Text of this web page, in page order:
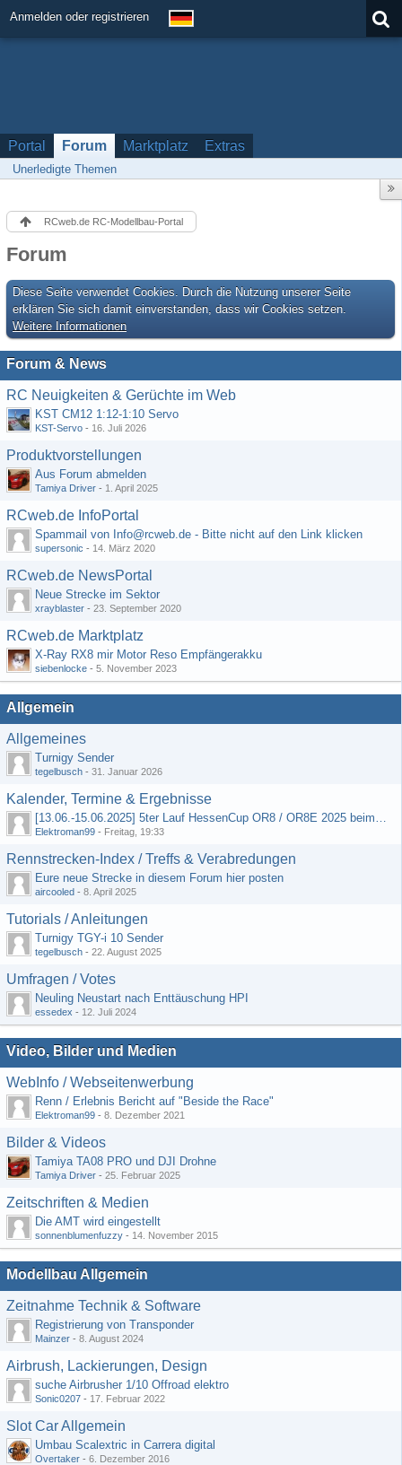
Anmelden oder registrieren
Portal Forum Marktplatz Extras
Unerledigte Themen
RCweb.de RC-Modellbau-Portal
Forum
Diese Seite verwendet Cookies. Durch die Nutzung unserer Seite
erklären Sie sich damit einverstanden, dass wir Cookies setzen.
Weitere Informationen
Forum & News
RC Neuigkeiten & Gerüchte im Web
KST CM12 1:12-1:10 Servo
KST-Servo - 16. Juli 2026
Produktvorstellungen
Aus Forum abmelden
Tamiya Driver - 1. April 2025
RCweb.de InfoPortal
Spammail von Info@rcweb.de - Bitte nicht auf den Link klicken
supersonic - 14. März 2020
RCweb.de NewsPortal
Neue Strecke im Sektor
xrayblaster - 23. September 2020
RCweb.de Marktplatz
X-Ray RX8 mir Motor Reso Empfängerakku
siebenlocke - 5. November 2023
Allgemein
Allgemeines
Turnigy Sender
tegelbusch - 31. Januar 2026
Kalender, Termine & Ergebnisse
[13.06.-15.06.2025] 5ter Lauf HessenCup OR8 / OR8E 2025 beim MSC Ober-Mörlen e.V.
Elektroman99 - Freitag, 19:33
Rennstrecken-Index / Treffs & Verabredungen
Eure neue Strecke in diesem Forum hier posten
aircooled - 8. April 2025
Tutorials / Anleitungen
Turnigy TGY-i 10 Sender
tegelbusch - 22. August 2025
Umfragen / Votes
Neuling Neustart nach Enttäuschung HPI
essedex - 12. Juli 2024
Video, Bilder und Medien
WebInfo / Webseitenwerbung
Renn / Erlebnis Bericht auf "Beside the Race"
Elektroman99 - 8. Dezember 2021
Bilder & Videos
Tamiya TA08 PRO und DJI Drohne
Tamiya Driver - 25. Februar 2025
Zeitschriften & Medien
Die AMT wird eingestellt
sonnenblumenfuzzy - 14. November 2015
Modellbau Allgemein
Zeitnahme Technik & Software
Registrierung von Transponder
Mainzer - 8. August 2024
Airbrush, Lackierungen, Design
suche Airbrusher 1/10 Offroad elektro
Sonic0207 - 17. Februar 2022
Slot Car Allgemein
Umbau Scalextric in Carrera digital
Overtaker - 6. Dezember 2016